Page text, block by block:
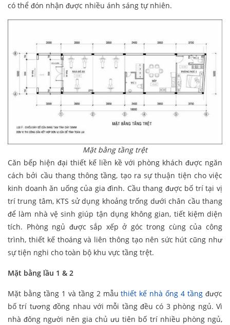
có thể đón nhận được nhiều ánh sáng tự nhiên.
Mặt bằng tầng trệt
Căn bếp hiện đại thiết kế liền kề với phòng khách được ngăn
cách bởi cầu thang thông tầng, tạo ra sự thuận tiện cho việc
kinh doanh ăn uống của gia đình. Cầu thang được bố trí tại vị
trí trung tâm, KTS sử dụng khoảng trống dưới chân cầu thang
để làm nhà vệ sinh giúp tận dụng không gian, tiết kiệm diện
tích. Phòng ngủ được sắp xếp ở góc trong cùng của công
trình, thiết kế thoáng và liên thông tạo nên sức hút cũng như
sự tiện nghi cho toàn bộ khu vực tầng trệt.
Mặt bằng lầu 1 & 2
Mặt bằng tầng 1 và tầng 2 mẫuthiết kế nhà ống 4 tầng được
bố trí tương đồng nhau với mỗi tầng đều có 3 phòng ngủ. Vì
nhà đông người nên gia chủ ưu tiên bố trí nhiều phòng ngủ,